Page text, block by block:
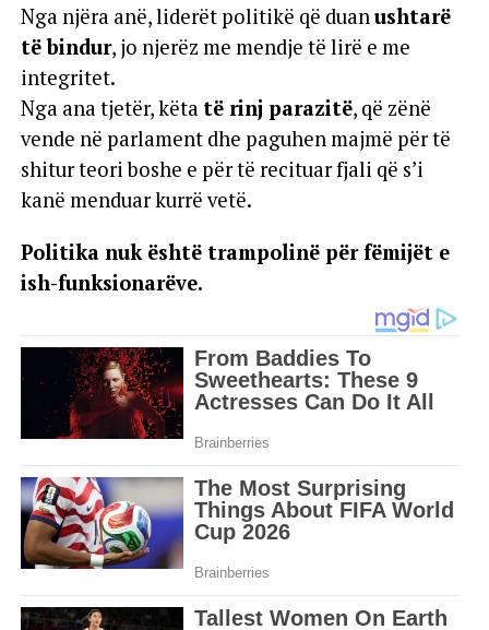
Nga njëra anë, liderët politikë që duanushtarë
të bindur, jo njerëz me mendje të lirë e me
integritet.
Nga ana tjetër, këta të rinj parazitë, që zënë
vende në parlament dhe paguhen majmë për të
shitur teori boshe e për të recituar fjali që s’i
kanë menduar kurrë vetë.
Politika nuk është trampolinë për fëmijët e
ish-funksionarëve.